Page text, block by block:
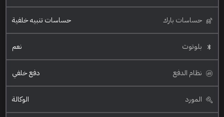
حساسات بارك حساسات تنبيه خلفية
بلوتوث نعم
نظام الدفع دفع خلفي
المورد الوكالة